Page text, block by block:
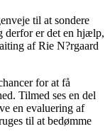
til at sondere
derfor er det en hjælp,
af Rie N?rgaard
for at få
Tilmed ses en del
en evaluering af
til at bedømme